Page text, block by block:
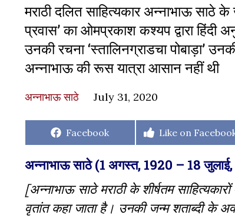
मराठी दलित साहित्यकार अन्नाभाऊ साठे
प्रवास’ का ओमप्रकाश कश्यप द्वारा
उनकी रचना ‘स्तालिनग्राडचा पोबाड़ा’
अन्नाभाऊ की रूस यात्रा आसान नहीं थी
अन्नाभाऊ साठे July 31, 2020
Share
Facebook
Share
Like on
अन्नाभाऊ साठे (1 अगस्त, 1920 – 18 जुलाई,
[अन्नाभाऊ साठे मराठी के शीर्षतम
वृतांत कहा जाता है। उनकी जन्म शताब्दी के